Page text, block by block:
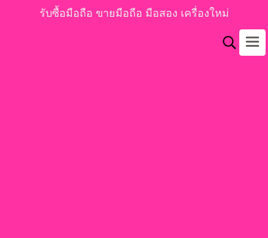
รับซื้อมือถือ ขายมือถือ มือสอง เครื่องใหม่